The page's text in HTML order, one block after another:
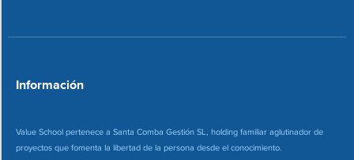
e
Información
Value School pertenece a Santa Comba Gestión SL, holding familiar aglutinador de
proyectos que fomenta la libertad de la persona desde el conocimiento.